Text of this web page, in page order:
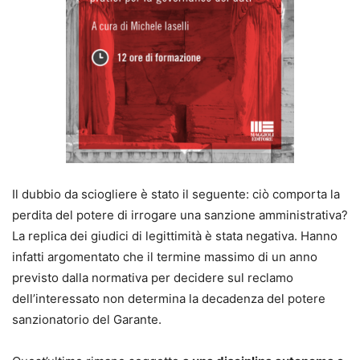
nell’Università Luiss di Roma. Avvocato cassazionista.
Studioso dei diritti della persona, del diritto di famiglia,
della responsabilità civile e del diritto di Internet, ha
pubblicato oltre trecento contributi in tema, fra volumi,
trattati, voci enciclopediche, note e saggi.
Enzo Maria Tripodi
attualmente all’Ufficio legale e al Servizio DPO di
della distribuzione commerciale, nella contrattualistica
d’impresa, nel diritto delle nuove tecnologie e della
privacy, nonché nelle tematiche attinenti la tutela dei
consumatori. È stato docente della LUISS Business School
e Professore a contratto di Diritto Privato presso la facoltà
di Economia della Luiss-Guido Carli. Ha insegnato in
numerosi Master post laurea ed è autore di oltre quaranta
Il dubbio da sciogliere è stato il seguente: ciò comporta la
perdita del potere di irrogare una sanzione amministrativa?
La replica dei giudici di legittimità è stata negativa. Hanno
infatti argomentato che il termine massimo di un anno
previsto dalla normativa per decidere sul reclamo
dell’interessato non determina la decadenza del potere
sanzionatorio del Garante.